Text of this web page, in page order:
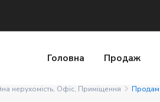
Головна Продаж
нерухомість, Офіс, Приміщення Продам